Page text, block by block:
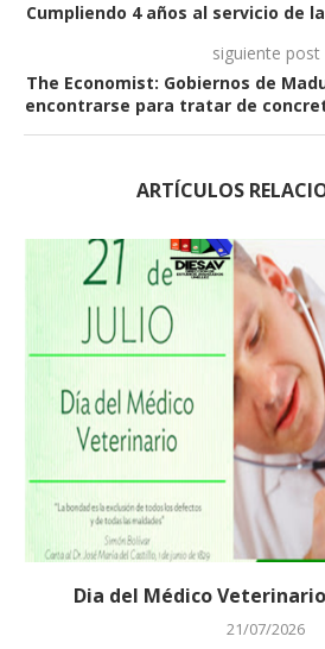
Cumpliendo 4 años al servicio de
siguiente post
The Economist: Gobiernos de
encontrarse para tratar de
ARTÍCULOS
Dia del Médico
21/07/2026